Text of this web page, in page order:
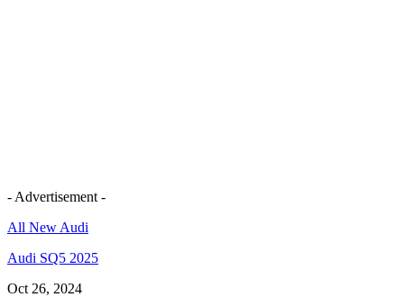
- Advertisement -
All New Audi
Audi SQ5 2025
Oct 26, 2024